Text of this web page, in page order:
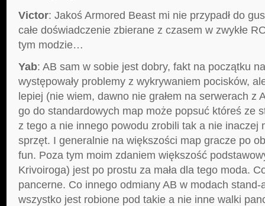
Victor: Jakoś Armored Beast mi nie przypadł do
całe doświadczenie zbierane z czasem w zwykłe
tym modzie…
Yab: AB sam w sobie jest dobry, fakt na początku
występowały problemy z wykrywaniem pocisków,
lepiej (nie wiem, dawno nie grałem na serwerach z
go do standardowych map może popsuć któreś ze
z tego a nie innego powodu zrobili tak a nie inaczej
sprzęt. I generalnie na większości map gracze po
fun. Poza tym moim zdaniem większość
Krivoiroga) jest po prostu za mała dla tego moda.
pancerne. Co innego odmiany AB w modach stand-
wszystko jest robione pod takie a nie inne walki